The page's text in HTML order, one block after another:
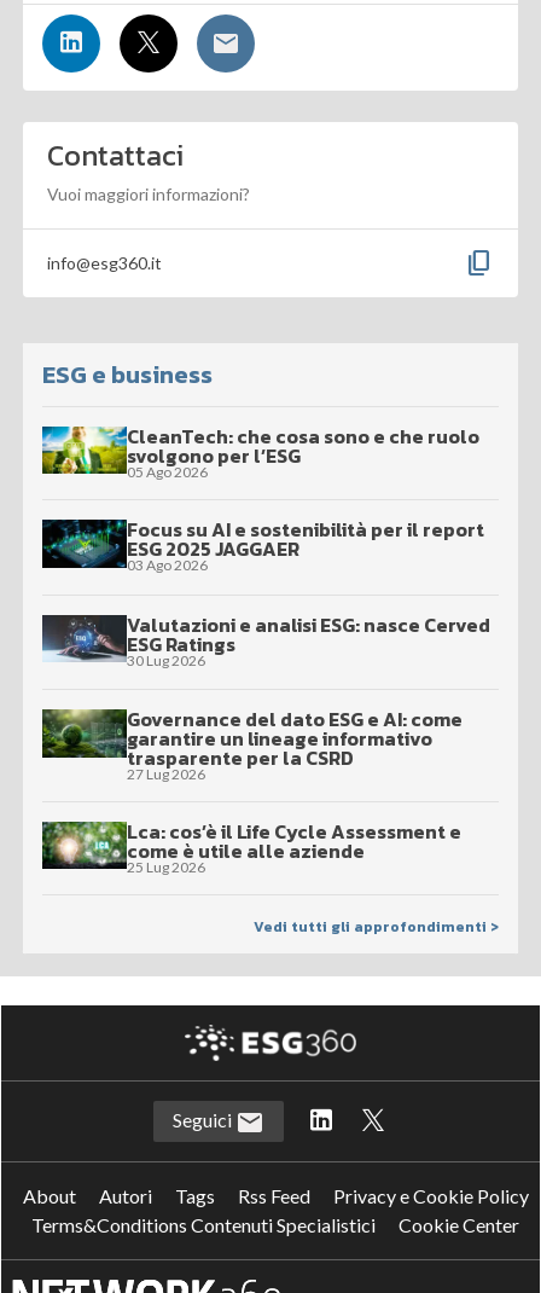
Contattaci
Vuoi maggiori informazioni?
info@esg360.it content_copy
ESG e business
CleanTech: che cosa sono e che ruolo
svolgono per l’ESG
05 Ago 2026
Focus su AI e sostenibilità per il report
ESG 2025 JAGGAER
03 Ago 2026
Valutazioni e analisi ESG: nasce Cerved
ESG Ratings
30 Lug 2026
Governance del dato ESG e AI: come
garantire un lineage informativo
trasparente per la CSRD
27 Lug 2026
Lca: cos’è il Life Cycle Assessment e
come è utile alle aziende
25 Lug 2026
Vedi tutti gli approfondimenti >
Seguici
About Autori Tags Rss Feed
Privacy e Cookie Policy
Terms&Conditions Contenuti Specialistici
Cookie Center